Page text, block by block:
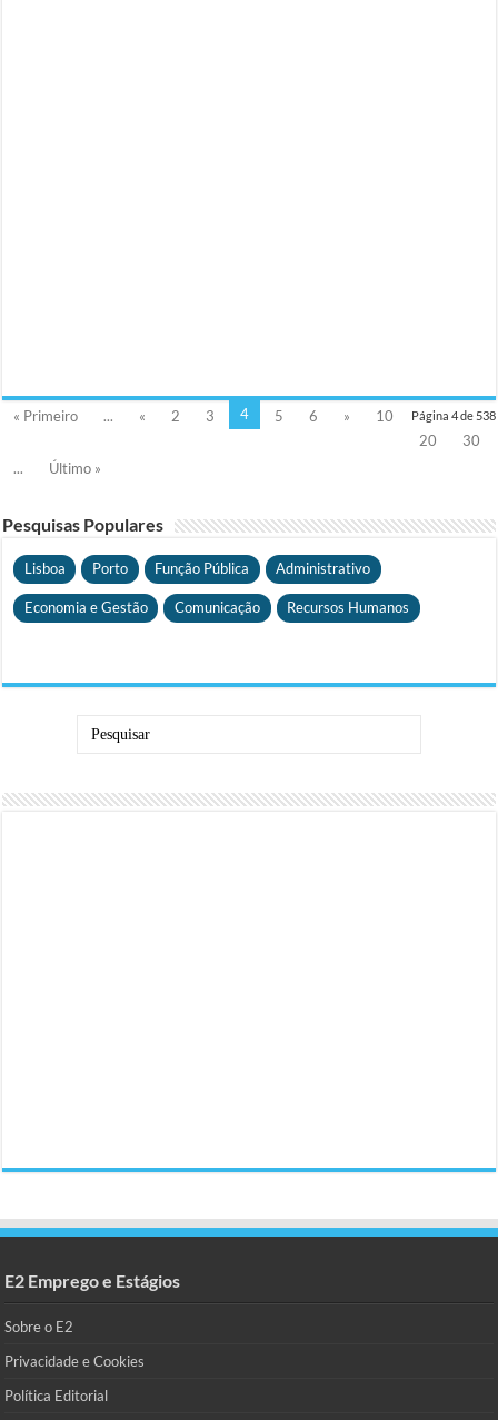
Página 4 de 538
« Primeiro ... « 2 3 4 5 6 »
10
20
30
...
Último »
Pesquisas Populares
Lisboa Porto Função Pública Administrativo
Economia e Gestão Comunicação Recursos Humanos
E2 Emprego e Estágios
Sobre o E2
Privacidade e Cookies
Política Editorial